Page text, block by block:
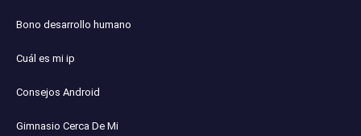
Bono desarrollo humano
Cuál es mi ip
Consejos Android
Gimnasio Cerca De Mi